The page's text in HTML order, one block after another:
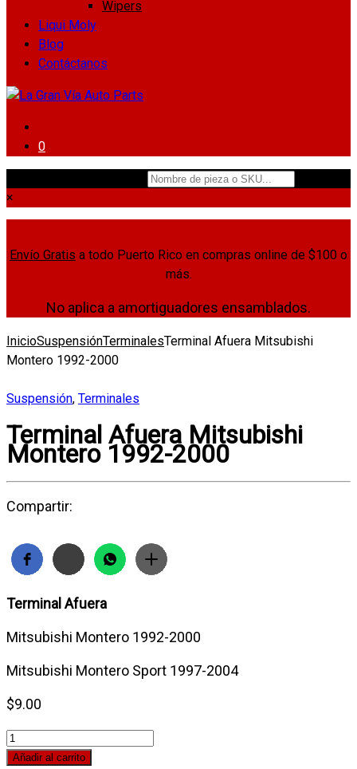
Wipers
Liqui Moly
Blog
Contáctanos
0
×
Envío Gratis a todo Puerto Rico en compras online de $100 o
más.
No aplica a amortiguadores ensamblados.
InicioSuspensiónTerminalesTerminal Afuera Mitsubishi
Montero 1992-2000
Suspensión, Terminales
Terminal Afuera Mitsubishi
Montero 1992-2000
Compartir:
Terminal Afuera
Mitsubishi Montero 1992-2000
Mitsubishi Montero Sport 1997-2004
$9.00
Terminal
Afuera
Añadir al carrito